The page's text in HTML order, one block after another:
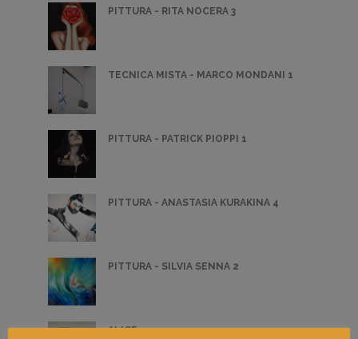
PITTURA - RITA NOCERA 3
TECNICA MISTA - MARCO MONDANI 1
PITTURA - PATRICK PIOPPI 1
PITTURA - ANASTASIA KURAKINA 4
PITTURA - SILVIA SENNA 2
ALICE